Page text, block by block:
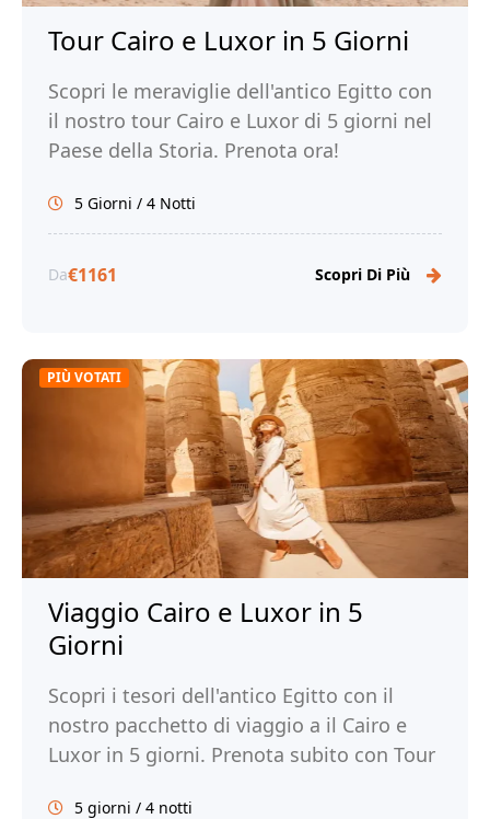
Tour Cairo e Luxor in 5 Giorni
Scopri le meraviglie dell'antico Egitto con
il nostro tour Cairo e Luxor di 5 giorni nel
Paese della Storia. Prenota ora!
5 Giorni / 4 Notti
Da€1161 Scopri Di Più
PIÙ VOTATI
Viaggio Cairo e Luxor in 5
Giorni
Scopri i tesori dell'antico Egitto con il
nostro pacchetto di viaggio a il Cairo e
Luxor in 5 giorni. Prenota subito con Tour
5 giorni / 4 notti